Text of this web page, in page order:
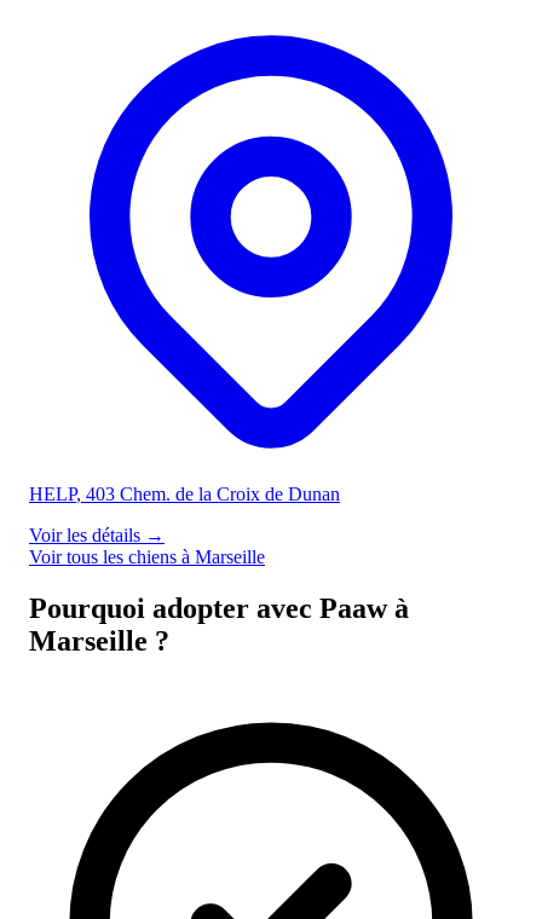
HELP, 403 Chem. de la Croix de Dunan
Voir les détails →
Voir tous les chiens à Marseille
Pourquoi adopter avec Paaw à
Marseille ?